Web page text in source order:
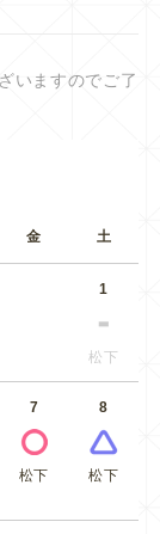
いますのでご了
金 土
1
松下
7
松下
8
松下